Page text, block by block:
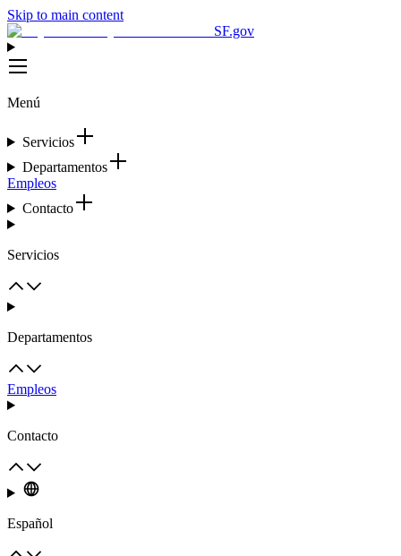
Skip to main content
SF.gov
Menú
Servicios
Departamentos
Empleos
Contacto
Servicios
Departamentos
Empleos
Contacto
Español